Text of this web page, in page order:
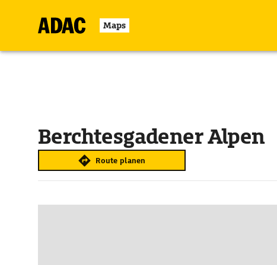
Maps
Berchtesgadener Alpen
Route planen